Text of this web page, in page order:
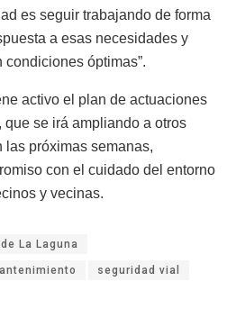
es seguir trabajando de forma
a esas necesidades y
óptimas”.
activo el plan de actuaciones
se irá ampliando a otros
próximas semanas,
con el cuidado del entorno
y vecinas.
La Laguna
seguridad vial